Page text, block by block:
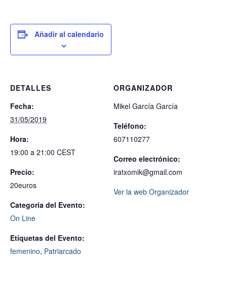
Añadir al calendario
DETALLES
Fecha:
31/05/2019
Hora:
19:00 a 21:00 CEST
Precio:
20euros
Categoría del Evento:
On Line
Etiquetas del Evento:
femenino, Patriarcado
ORGANIZADOR
Mikel García García
Teléfono:
607110277
Correo electrónico:
iratxomik@gmail.com
Ver la web Organizador